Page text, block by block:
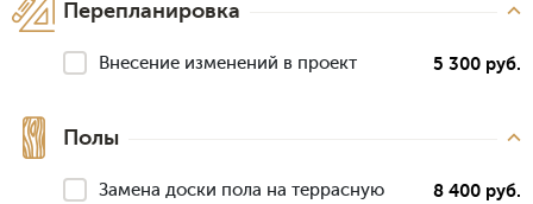
Перепланировка
Внесение изменений в проект 5 300 руб.
Полы
Замена доски пола на террасную
8 400 руб.